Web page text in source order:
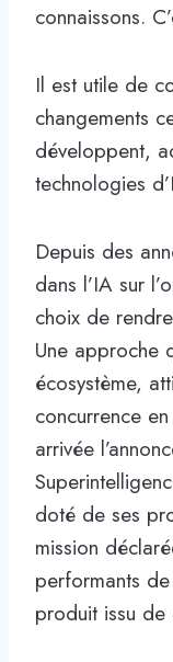
connaissons.
Il est utile de
changements
développent,
technologies
Depuis des
dans l’IA sur
choix de
Une approche
écosystème,
concurrence
arrivée
doté de ses
mission
performants
produit issu